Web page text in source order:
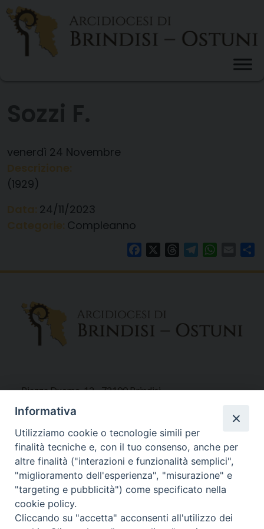
Skip
content
venerdì 24 Novembre
(1929)
24/11/2023
Compleanno
FacebookThreadsTelegram Email
Piazza Duomo, 12 - 72100 Brindisi
Tel 0831.521958
Fax 0831.528315
Orari Curia
Mar. / Mer. / Giov. ore 9 - 13
nei mesi estivi solo Martedì ore 9 - 13
Informativa
Utilizziamo cookie o tecnologie simili per
finalità tecniche e, con il tuo consenso, anche per
altre finalità ("interazioni e funzionalità semplici",
"miglioramento dell'esperienza", "misurazione" e
"targeting e pubblicità") come specificato nella
cookie policy.
Cliccando su "accetta" acconsenti all'utilizzo dei